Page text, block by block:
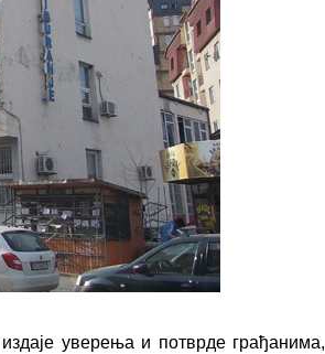
уверења и потврде грађанима,